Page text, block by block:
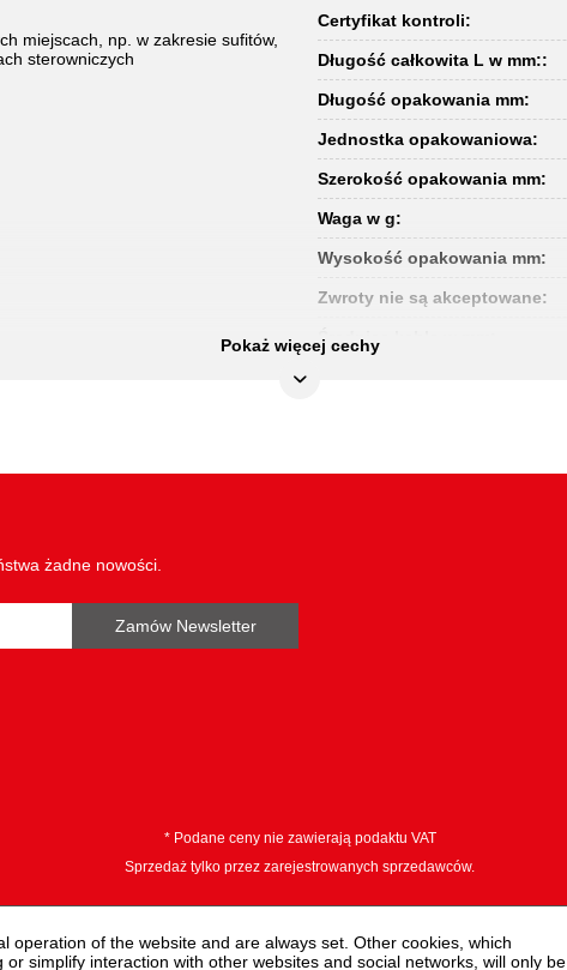
miejscach, np. w zakresie sufitów,
sterowniczych
Certyfikat kontroli:
Długość całkowita L w mm::
Długość opakowania mm:
Jednostka opakowaniowa:
Szerokość opakowania mm:
Waga w g:
Wysokość opakowania mm:
Zwroty nie są akceptowane:
Średnica kabla w mm:
Pokaż więcej cechy
żadne nowości.
Zamów Newsletter
* Podane ceny nie zawierają podaktu VAT
Sprzedaż tylko przez zarejestrowanych sprzedawców.
of the website and are always set. Other cookies, which
simplify interaction with other websites and social networks, will only be